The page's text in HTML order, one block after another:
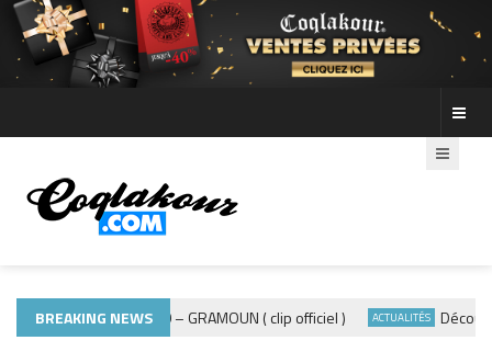
BREAKING NEWS
MUSIQUE 974 ADE440 – GRAMOUN ( clip officiel ) ACTUALITÉS Découvre